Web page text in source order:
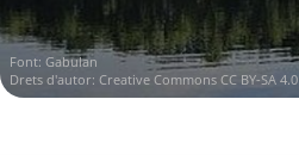
Font: Gabulan
Drets d'autor: Creative Commons CC BY-SA 4.0